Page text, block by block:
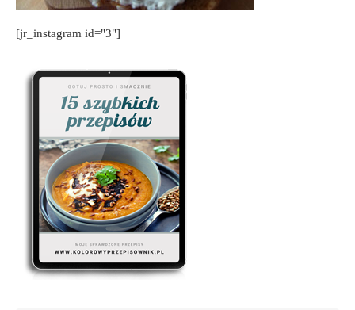
[jr_instagram id="3"]